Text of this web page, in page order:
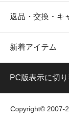
返品・交換・キ
新着アイテム
PC版表示に切
Copyright© 2007-